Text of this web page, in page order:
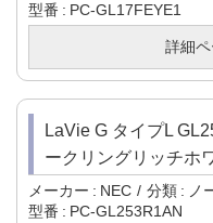
型番
PC-GL17FEYE1
詳細
LaVie G タイプL
ークリングリッチホ
メーカー NEC 分類
ノ
型番
PC-GL253R1AN